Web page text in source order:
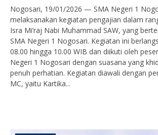
Nogosari, 19/01/2026 — SMA Negeri 1
melaksanakan kegiatan pengajian dalam
Isra Mi’raj Nabi Muhammad SAW, yang
SMA Negeri 1 Nogosari. Kegiatan ini
08.00 hingga 10.00 WIB dan diikuti oleh
Negeri 1 Nogosari dengan suasana yang
penuh perhatian. Kegiatan diawali dengan
MC, yaitu Kartika...